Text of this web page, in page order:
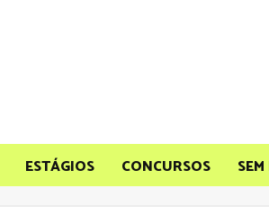
ESTÁGIOS CONCURSOS